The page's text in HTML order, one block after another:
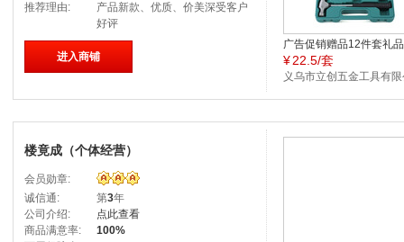
推荐理由:
产品新款、优质、价美深受客户
好评
进入商铺
广告促销赠品12件套礼
套工具,可定制LOGO贴
产
¥22.5/套
义乌市立创五金工具有
楼竟成（个体经营）
会员勋章:
诚信通:
第3年
公司介绍:
点此查看
商品满意率:
100%